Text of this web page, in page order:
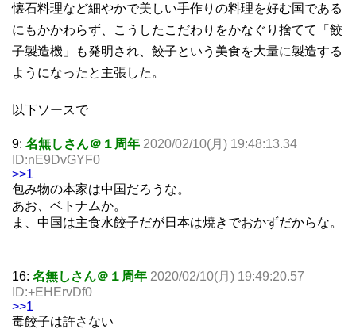
懐石料理など細やかで美しい手作りの料理を好む国である
にもかかわらず、こうしたこだわりをかなぐり捨てて「餃
子製造機」も発明され、餃子という美食を大量に製造する
ようになったと主張した。
以下ソースで
9: 名無しさん＠１周年 2020/02/10(月) 19:48:13.34
ID:nE9DvGYF0
>>1
包み物の本家は中国だろうな。
あお、ベトナムか。
ま、中国は主食水餃子だが日本は焼きでおかずだからな。
16: 名無しさん＠１周年 2020/02/10(月) 19:49:20.57
ID:+EHErvDf0
>>1
毒餃子は許さない